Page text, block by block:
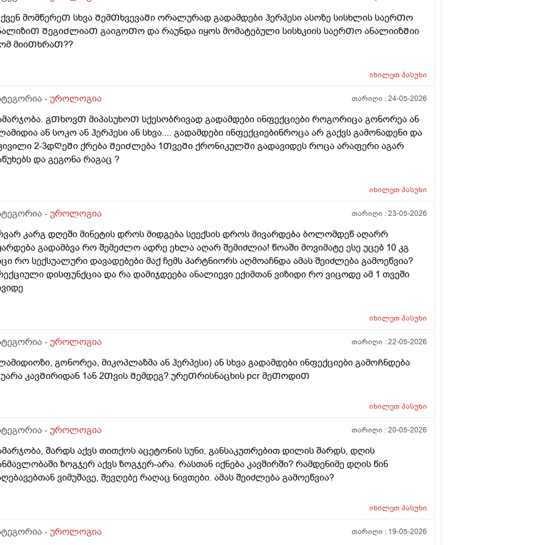
მომწერეᲗ სხვა ᲨემᲗხვევაᲨი ორალურად გადამდები ჰერპესი ასოზე სისხლის საერᲗო
ᲨეგიᲫლიაᲗ გაიგოᲗო და რაუნდა იყოს მომატებული სისხკიის საერᲗო ანალიიზᲨიი
მიიᲗხრაᲗ??
იხილეთპასუხი
- უროლოგია თარიღი :24-05-2026
გᲗხოვᲗ მიპასუხოᲗ სქესობრივად გადამდები ინფექციები როგორიცა გონორეა ან
ან სოკო ან ჰერპესი ან სხვა.... გადამდები ინფექციებინროცა არ გაქვს გამონადენი და
2-3დᲦეᲨი ქრება ᲨეიᲫლება 1ᲗვეᲨი ქრონიკულᲨი გადავიდეს როცა არაფერი აგარ
და გეგონა რაგაც ?
იხილეთპასუხი
- უროლოგია თარიღი :23-05-2026
კარგ დღეში მინეტის დროს მიდგება სეექსის დროს მივარდება ბოლომდეწ აღარრ
გადამბვა რო შემეძლო ადრე ეხლა აღარ შემიძლია! წოაში მოვიმატე ესე უცებ 10 კგ
რო სექსუალური დავადებები მაქ ჩემს პარტნიორს აღმოაჩნდა ამას შეიძლება გამოეწვია?
დისფუნქცია და რა დამიჯდეება ანალიევი ექიმთან ვიზიდი რო ვიცოდე ამ 1 თვეში
იხილეთპასუხი
- უროლოგია თარიღი :22-05-2026
გონორეა, მიკოპლაზმა ან ჰერპესი) ან სხვა გადამდები ინფექციები გამოᲩნდება
კავᲨირიდან 1ან 2Თვის Შემდეგ? ურეᲗრისნაცხის pcr მეᲗოდიᲗ
იხილეთპასუხი
- უროლოგია თარიღი :20-05-2026
შარდს აქვს თითქოს აცეტონის სუნი, განსაკუთრებით დილის შარდს, დღის
ზოგჯერ აქვს ზოგჯერ-არა. რასთან იქნება კავშირში? რამდენიმე დღის წინ
ვიმუშავე, შევღებე რაღაც ნივთები. ამას შეიძლება გამოეწვია?
იხილეთპასუხი
- უროლოგია თარიღი : 19-05-2026